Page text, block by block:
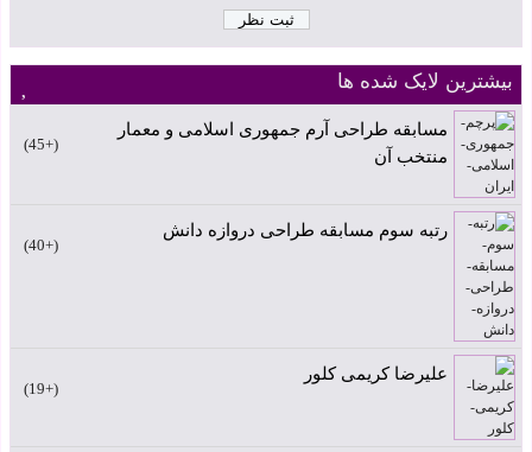
بیشترین لایک شده ها
مسابقه طراحی آرم جمهوری اسلامی و معمار
منتخب آن
+45
رتبه سوم مسابقه طراحی دروازه دانش
+40
علیرضا کریمی کلور
+19